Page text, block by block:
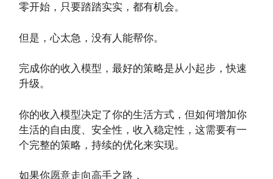
零开始，只要踏踏实实，都有机会。
但是，心太急，没有人能帮你。
完成你的收入模型，最好的策略是从小起步，快速
升级。
你的收入模型决定了你的生活方式，但如何增加你
生活的自由度、安全性，收入稳定性，这需要有一
个完整的策略，持续的优化来实现。
如果你愿意走向高手之路，